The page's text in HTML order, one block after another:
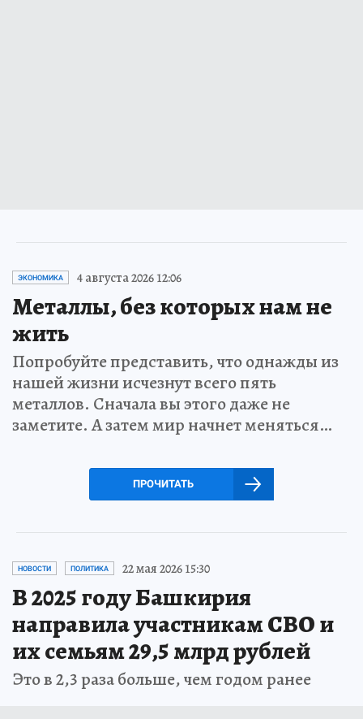
ЭКОНОМИКА 4 августа 2026 12:06
Металлы, без которых нам не
жить
Попробуйте представить, что однажды из
нашей жизни исчезнут всего пять
металлов. Сначала вы этого даже не
заметите. А затем мир начнет меняться…
ПРОЧИТАТЬ
НОВОСТИ ПОЛИТИКА 22 мая 2026 15:30
В 2025 году Башкирия
направила участникам СВО и
их семьям 29,5 млрд рублей
Это в 2,3 раза больше, чем годом ранее